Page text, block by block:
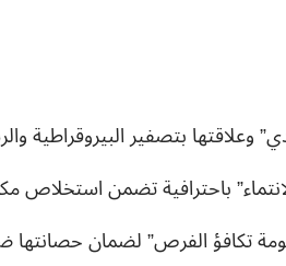
بتصفير البيروقراطية
باحترافية تضمن استخلاص
تكافؤ الفرص” لضمان